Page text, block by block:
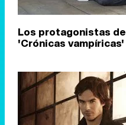
Los protagonistas de
'Crónicas vampíricas'